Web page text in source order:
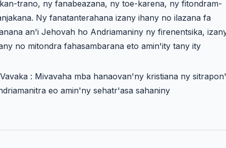
trano, ny fanabeazana, ny toe-karena, ny fitondram-
Ny fanatanterahana izany ihany no ilazana fa
an'i Jehovah ho Andriamaniny ny firenentsika,
no mitondra fahasambarana eto amin'ity tany ity
: Mivavaha mba hanaovan'ny kristiana ny sitrapon'
eo amin'ny sehatr'asa sahaniny